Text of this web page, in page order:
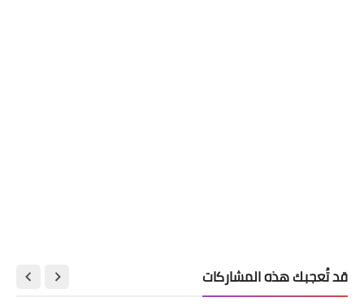
قد تُعجبك هذه المشاركات